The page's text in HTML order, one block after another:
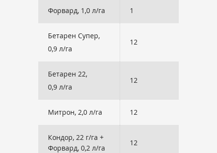
Форвард, 1,0 л/га 1
Бетарен Супер,
0,9 л/га
12
Бетарен 22,
0,9 л/га
12
Митрон, 2,0 л/га 12
Кондор, 22 г/га +
Форвард, 0,2 л/га
12